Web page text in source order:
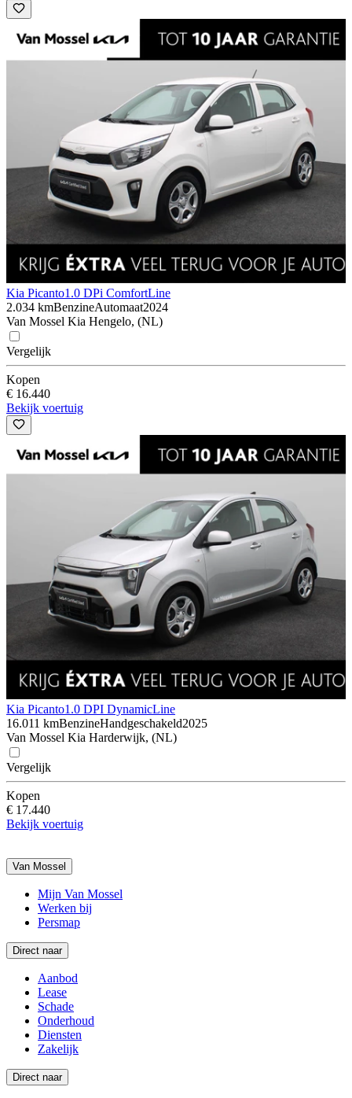
Kia Picanto1.0 DPi ComfortLine
2.034 kmBenzineAutomaat2024
Van Mossel Kia Hengelo, (NL)
Vergelijk
Kopen
€ 16.440
Bekijk voertuig
Kia Picanto1.0 DPI DynamicLine
16.011 kmBenzineHandgeschakeld2025
Van Mossel Kia Harderwijk, (NL)
Vergelijk
Kopen
€ 17.440
Bekijk voertuig
Van Mossel
Mijn Van Mossel
Werken bij
Persmap
Direct naar
Aanbod
Lease
Schade
Onderhoud
Diensten
Zakelijk
Direct naar